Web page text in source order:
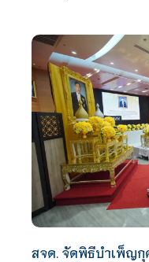
สจด. จัดพิธีบำเพ็ญกุ